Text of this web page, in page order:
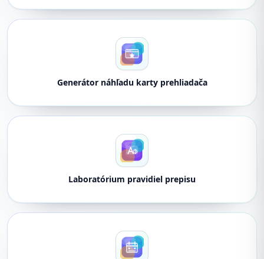
Generátor náhľadu karty prehliadača
Laboratórium pravidiel prepisu